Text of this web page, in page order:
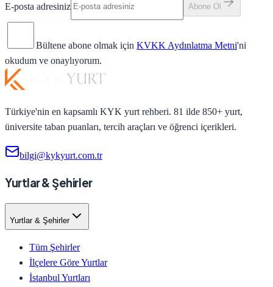
E-posta adresiniz Abone Ol
Bültene abone olmak için KVKK Aydınlatma Metni'ni
okudum ve onaylıyorum.
Türkiye'nin en kapsamlı KYK yurt rehberi. 81 ilde 850+ yurt,
üniversite taban puanları, tercih araçları ve öğrenci içerikleri.
bilgi@kykyurt.com.tr
Yurtlar & Şehirler
Yurtlar & Şehirler
Tüm Şehirler
İlçelere Göre Yurtlar
İstanbul Yurtları